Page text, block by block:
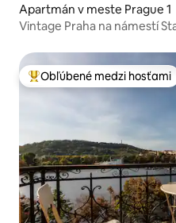
Apartmán v meste Prague 1
Vintage Praha na námestí
Najobľúbenejšie medzi
Obľúbené medzi hosťami